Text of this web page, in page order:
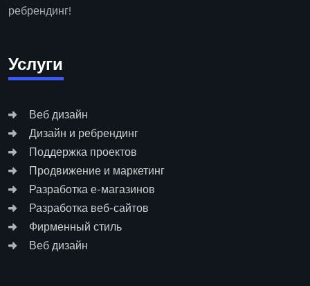
ребрендинг!
Услуги
Веб дизайн
Дизайн и ребрендинг
Поддержка проектов
Продвижение и маркетинг
Разработка е-магазинов
Разработка веб-сайтов
Фирменный стиль
Веб дизайн